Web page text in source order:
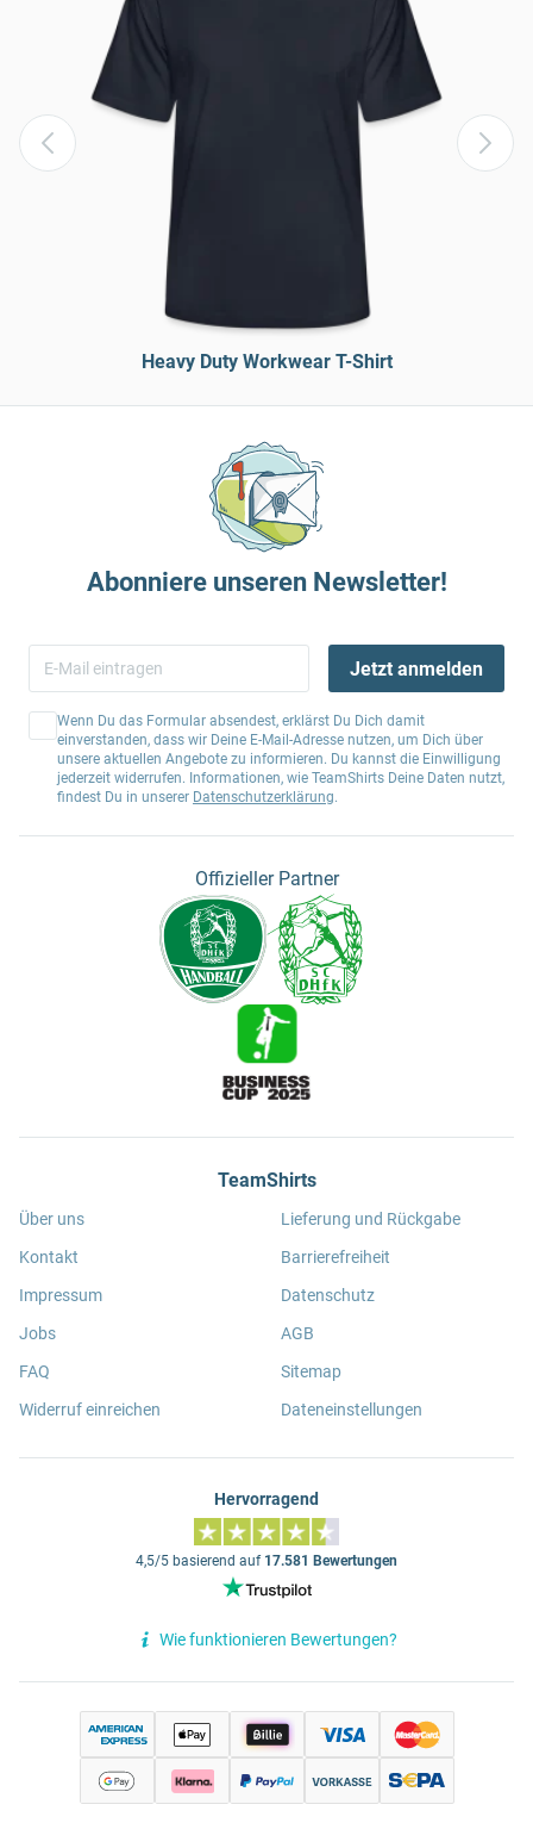
Heavy Duty Workwear T-Shirt
Abonniere unseren Newsletter!
Jetzt anmelden
Wenn Du das Formular absendest, erklärst Du Dich damit
einverstanden, dass wir Deine E-Mail-Adresse nutzen, um Dich über
unsere aktuellen Angebote zu informieren. Du kannst die Einwilligung
jederzeit widerrufen. Informationen, wie TeamShirts Deine Daten nutzt,
findest Du in unserer Datenschutzerklärung.
Offizieller Partner
TeamShirts
Über uns
Kontakt
Impressum
Jobs
FAQ
Widerruf einreichen
Lieferung und Rückgabe
Barrierefreiheit
Datenschutz
AGB
Sitemap
Dateneinstellungen
Hervorragend
4,5/5 basierend auf 17.581 Bewertungen
Wie funktionieren Bewertungen?